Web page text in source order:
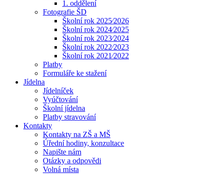
1. oddělení
Fotografie ŠD
Školní rok 2025⁄2026
Školní rok 2024⁄2025
Školní rok 2023⁄2024
Školní rok 2022⁄2023
Školní rok 2021⁄2022
Platby
Formuláře ke stažení
Jídelna
Jídelníček
Vyúčtování
Školní jídelna
Platby stravování
Kontakty
Kontakty na ZŠ a MŠ
Úřední hodiny, konzultace
Napište nám
Otázky a odpovědi
Volná místa